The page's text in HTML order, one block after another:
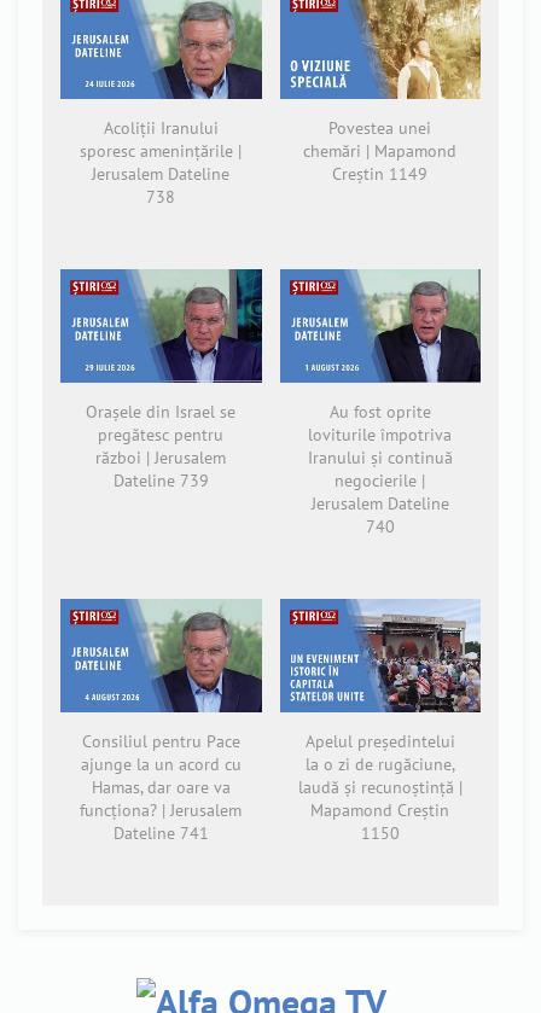
Acoliții Iranului
sporesc amenințările |
Jerusalem Dateline
738
Povestea unei
chemări | Mapamond
Creștin 1149
Orașele din Israel se
pregătesc pentru
război | Jerusalem
Dateline 739
Au fost oprite
loviturile împotriva
Iranului și continuă
negocierile |
Jerusalem Dateline
740
Consiliul pentru Pace
ajunge la un acord cu
Hamas, dar oare va
funcționa? | Jerusalem
Dateline 741
Apelul președintelui
la o zi de rugăciune,
laudă și recunoștință |
Mapamond Creștin
1150